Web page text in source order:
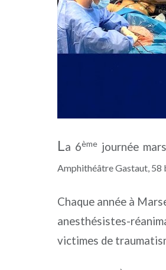
La 6ème journée
Amphithéâtre Gastaut, 58
Chaque année à
anesthésistes-
victimes de